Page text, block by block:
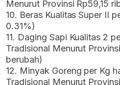
Menurut Provinsi Rp59,15
10. Beras Kualitas Super II
0.31%)
11. Daging Sapi Kualitas 2
Tradisional Menurut
berubah)
12. Minyak Goreng per Kg
Tradisional Menurut